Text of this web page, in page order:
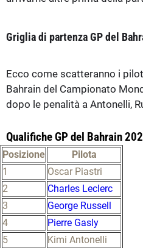
Griglia di partenza GP del
Ecco come scatteranno i
Bahrain del Campionato
dopo le penalità a Antonelli,
Qualifiche GP del Bahrain
Posizione
Pilota
1
Oscar Piastri
2
Charles Leclerc
3
George Russell
4
Pierre Gasly
5
Kimi Antonelli